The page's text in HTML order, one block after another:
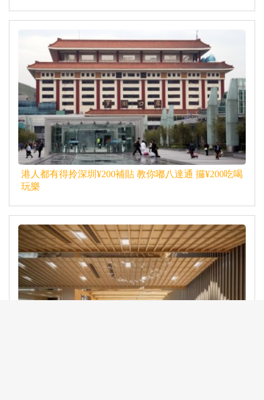
港人都有得拎深圳¥200補貼 教你嘟八達通 攞¥200吃喝
玩樂